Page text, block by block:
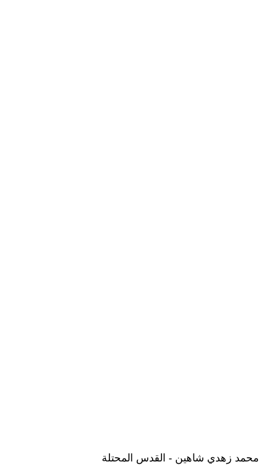
محمد زهدي شاهين - القدس المحتلة